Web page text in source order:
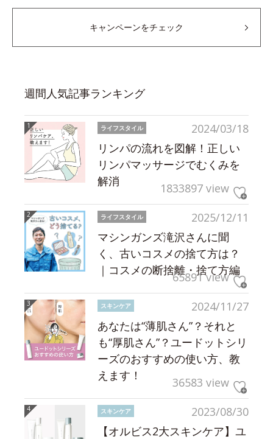
キャンペーンをチェック
週間人気記事ランキング
2024/03/18
ライフスタイル
リンパの流れを図解！正しい
リンパマッサージでむくみを
解消
1833897 view
2025/12/11
ライフスタイル
マシンガンズ滝沢さんに聞
く、古いコスメの捨て方は？
｜コスメの断捨離・捨て方編
65891 view
2024/11/27
スキンケア
あなたは“薄肌さん”？それと
も“厚肌さん”？ユードットシリ
ーズのおすすめの使い方、教
えます！
36583 view
2023/08/30
スキンケア
【オルビス2大スキンケア】ユ